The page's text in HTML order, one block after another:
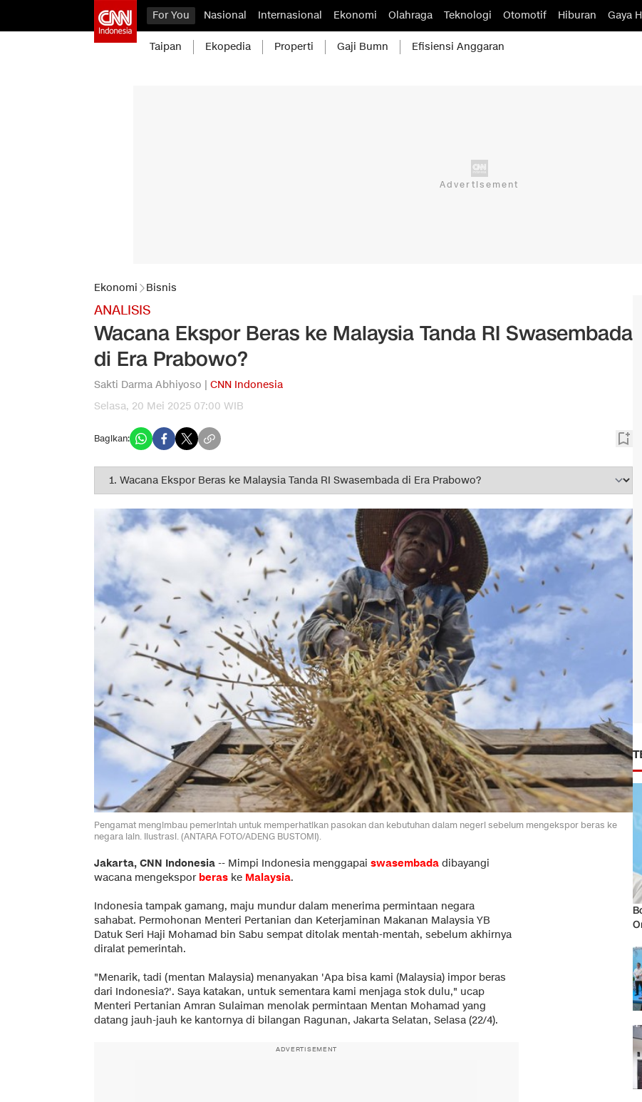
For You Nasional Internasional Ekonomi Olahraga Teknologi Otomotif Hiburan Gaya
Taipan Ekopedia Properti Gaji Bumn Efisiensi Anggaran
Ekonomi Bisnis
ANALISIS
Wacana Ekspor Beras ke Malaysia Tanda RI Swasembada
di Era Prabowo?
Sakti Darma Abhiyoso | CNN Indonesia
Selasa, 20 Mei 2025 07:00 WIB
Bagikan:
Pengamat mengimbau pemerintah untuk memperhatikan pasokan dan kebutuhan dalam negeri sebelum mengekspor beras ke
negara lain. Ilustrasi. (ANTARA FOTO/ADENG BUSTOMI).
Jakarta, CNN Indonesia -- Mimpi Indonesia menggapai swasembada dibayangi
wacana mengekspor beras ke Malaysia.
Indonesia tampak gamang, maju mundur dalam menerima permintaan negara
sahabat. Permohonan Menteri Pertanian dan Keterjaminan Makanan Malaysia YB
Datuk Seri Haji Mohamad bin Sabu sempat ditolak mentah-mentah, sebelum akhirnya
diralat pemerintah.
"Menarik, tadi (mentan Malaysia) menanyakan 'Apa bisa kami (Malaysia) impor beras
dari Indonesia?'. Saya katakan, untuk sementara kami menjaga stok dulu," ucap
Menteri Pertanian Amran Sulaiman menolak permintaan Mentan Mohamad yang
datang jauh-jauh ke kantornya di bilangan Ragunan, Jakarta Selatan, Selasa (22/4).
ADVERTISEMENT